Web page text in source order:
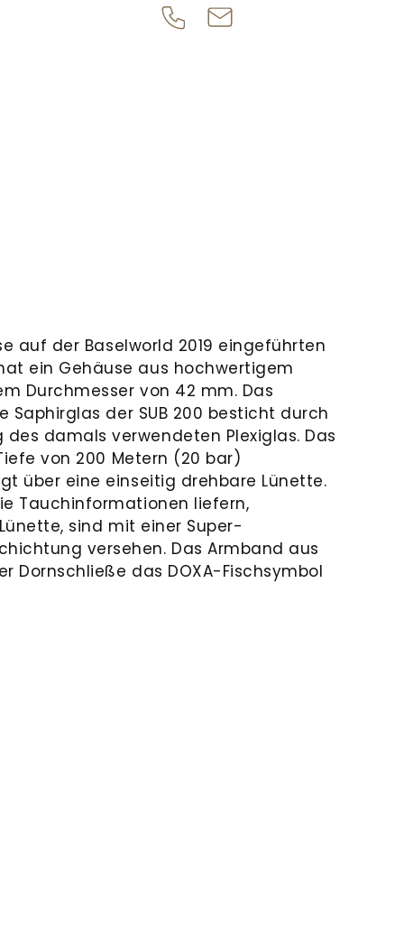
auf der Baselworld 2019 eingeführten
ein Gehäuse aus hochwertigem
Durchmesser von 42 mm. Das
Saphirglas der SUB 200 besticht durch
damals verwendeten Plexiglas. Das
von 200 Metern (20 bar)
über eine einseitig drehbare Lünette.
Tauchinformationen liefern,
sind mit einer Super-
versehen. Das Armband aus
Dornschließe das DOXA-Fischsymbol